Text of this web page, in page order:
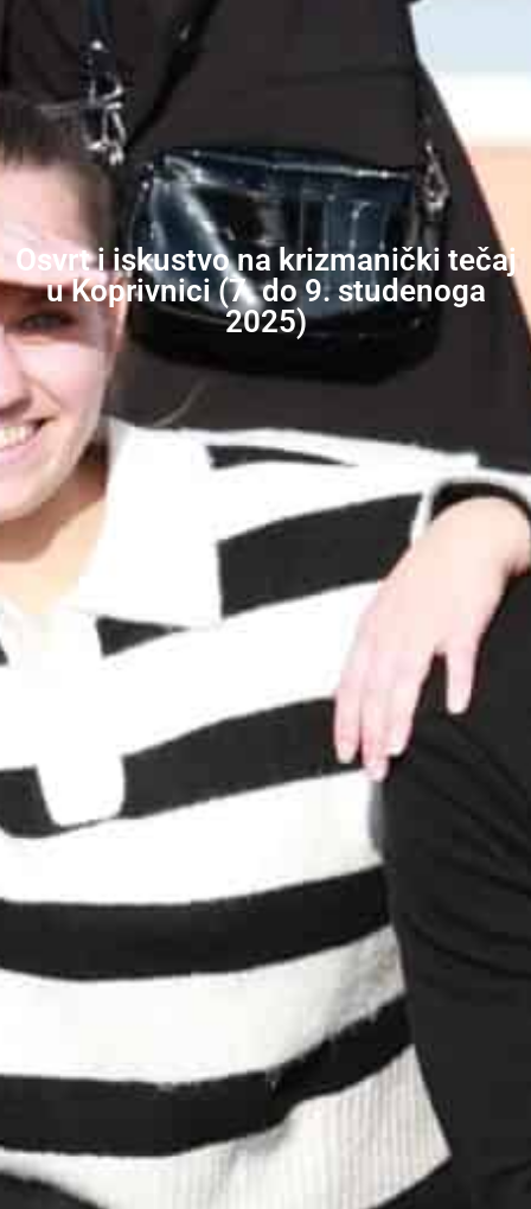
Osvrt i iskustvo na krizmanički tečaj
u Koprivnici (7. do 9. studenoga
2025)